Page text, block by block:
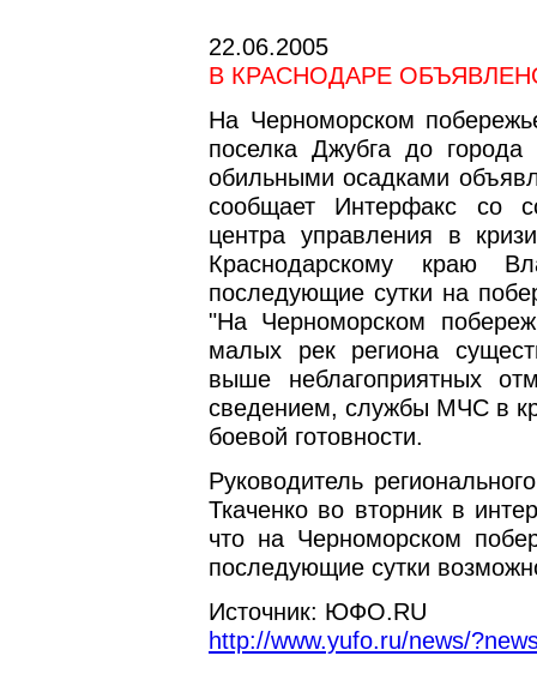
22.06.2005
В КРАСНОДАРЕ
На Черноморском
поселка Джубга до
обильными осадками
сообщает Интерфакс со
центра управления в
Краснодарскому краю
последующие сутки на
"На Черноморском
малых рек региона
выше неблагоприятных
сведением, службы МЧС в
боевой готовности.
Руководитель
Ткаченко во вторник в
что на Черноморском
последующие сутки
Источник: ЮФО.RU
http://www.yufo.ru/news/